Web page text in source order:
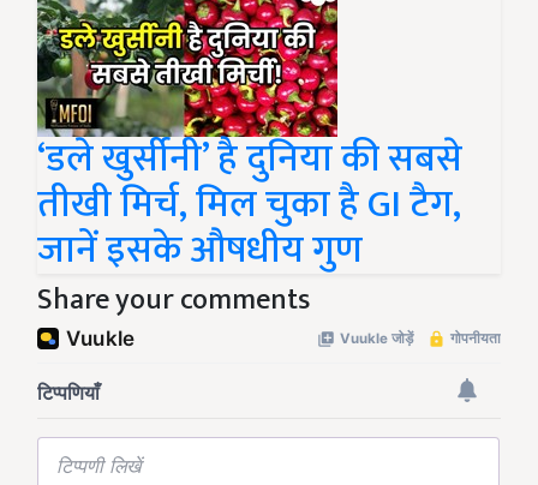
‘डले खुर्सीनी’ है दुनिया की सबसे
तीखी मिर्च, मिल चुका है GI टैग,
जानें इसके औषधीय गुण
Share your comments